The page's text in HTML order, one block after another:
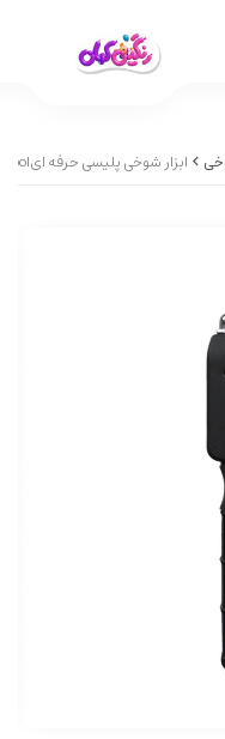
ابزار شوخی پلیسی حرفه ایProfessional police prank tool